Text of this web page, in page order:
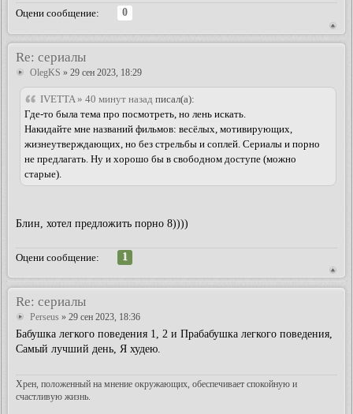
Оцени сообщение:
0
Re: сериалы
OlegKS » 29 сен 2023, 18:29
IVETTA » 40 минут назад писал(а):
Где-то была тема про посмотреть, но лень искать.
Накидайте мне названий фильмов: весёлых, мотивирующих,
жизнеутверждающих, но без стрельбы и соплей. Сериалы и порно
не предлагать. Ну и хорошо бы в свободном доступе (можно
старые).
Блин, хотел предложить порно 8))))
Оцени сообщение:
1
Re: сериалы
Perseus » 29 сен 2023, 18:36
Бабушка легкого поведения 1, 2 и Прабабушка легкого поведения,
Самый лучший день, Я худею.
Хрен, положенный на мнение окружающих, обеспечивает спокойную и
счастливую жизнь.